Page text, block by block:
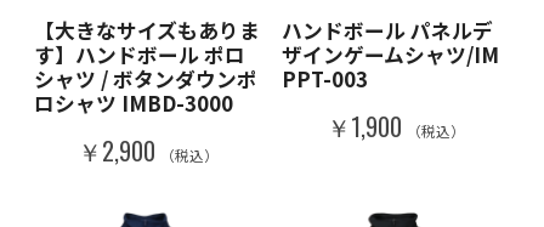
【大きなサイズもありま
す】ハンドボール ポロ
シャツ / ボタンダウンポ
ロシャツ IMBD-3000
￥2,900 （税込）
ハンドボール パネルデ
ザインゲームシャツ/IM
PPT-003
￥1,900 （税込）